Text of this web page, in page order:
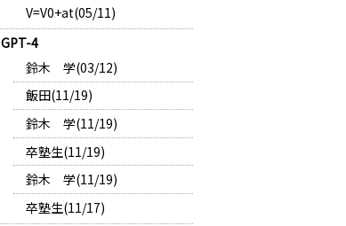
V=V0+at(05/11)
GPT-4
鈴木 学(03/12)
飯田(11/19)
鈴木 学(11/19)
卒塾生(11/19)
鈴木 学(11/19)
卒塾生(11/17)